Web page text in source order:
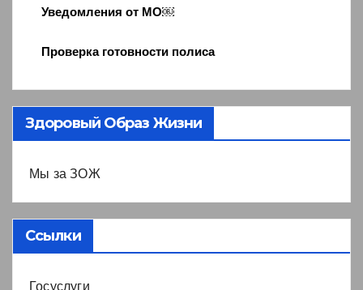
Уведомления от МО￼
Проверка готовности полиса
Здоровый Образ Жизни
Мы за ЗОЖ
Ссылки
Госуслуги